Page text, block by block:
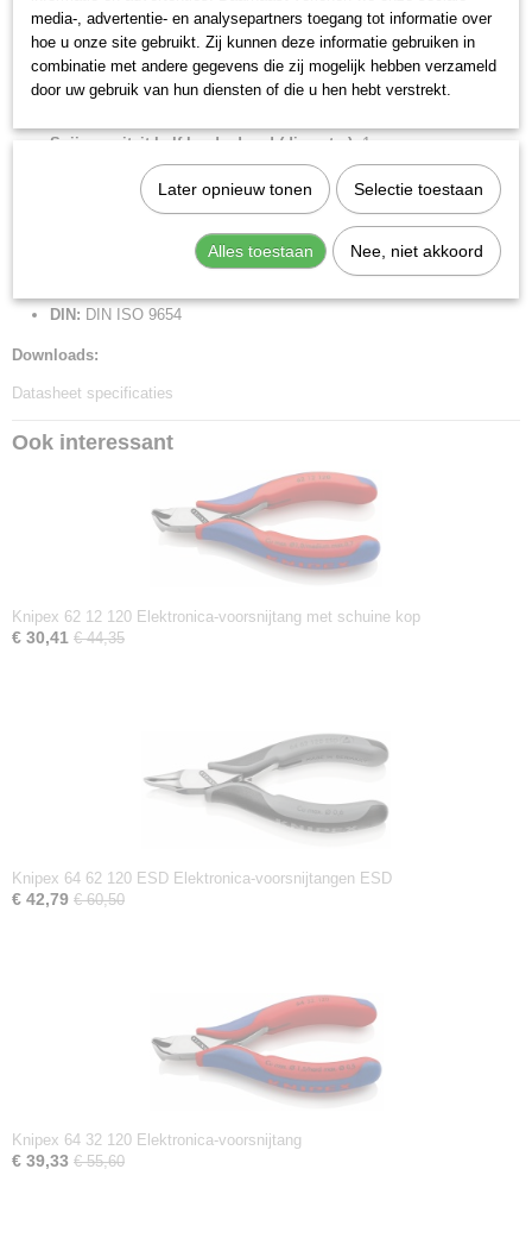
Kop afwerking:
spiegelgepolijst
Snijkant:
snijkant met klein facet
Meslengte:16 mm
Snijcapaciteit half harde draad (diameter): 1 mm
Snijcapaciteit zachte draad (diameter):
2 mm
Kopbreedte:11 mm
DIN: DIN ISO 9654
Downloads:
Datasheet specificaties
Ook interessant
Knipex 62 12 120 Elektronica-voorsnijtang met schuine kop
€ 30,41 € 44,35
Knipex 64 62 120 ESD Elektronica-voorsnijtangen ESD
€ 42,79 € 60,50
Knipex 64 32 120 Elektronica-voorsnijtang
€ 39,33 € 55,60
media-, advertentie- en analysepartners toegang tot informatie over
hoe u onze site gebruikt. Zij kunnen deze informatie gebruiken in
combinatie met andere gegevens die zij mogelijk hebben verzameld
door uw gebruik van hun diensten of die u hen hebt verstrekt.
Later opnieuw tonen Selectie toestaan
Alles toestaan Nee, niet akkoord